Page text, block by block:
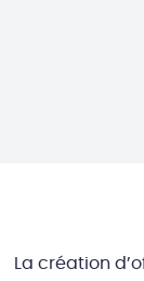
La création